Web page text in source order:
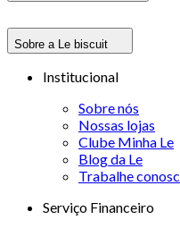
Sobre a Le biscuit
Institucional
Sobre nós
Nossas lojas
Clube Minha Le
Blog da Le
Trabalhe
Serviço Financeiro